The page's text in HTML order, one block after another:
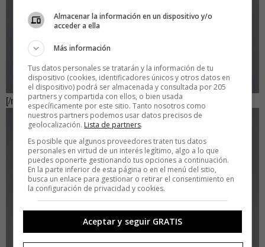
[/mosaic]
Almacenar la información en un dispositivo y/o
acceder a ella
Más información
Tus datos personales se tratarán y la información de tu
dispositivo (cookies, identificadores únicos y otros datos en
el dispositivo) podrá ser almacenada y consultada por 205
partners y compartida con ellos, o bien usada
específicamente por este sitio. Tanto nosotros como
nuestros partners podemos usar datos precisos de
geolocalización. Lista de partners.
Es posible que algunos proveedores traten tus datos
personales en virtud de un interés legítimo, algo a lo que
puedes oponerte gestionando tus opciones a continuación.
En la parte inferior de esta página o en el menú del sitio,
busca un enlace para gestionar o retirar el consentimiento en
la configuración de privacidad y cookies.
Aceptar y seguir GRATIS